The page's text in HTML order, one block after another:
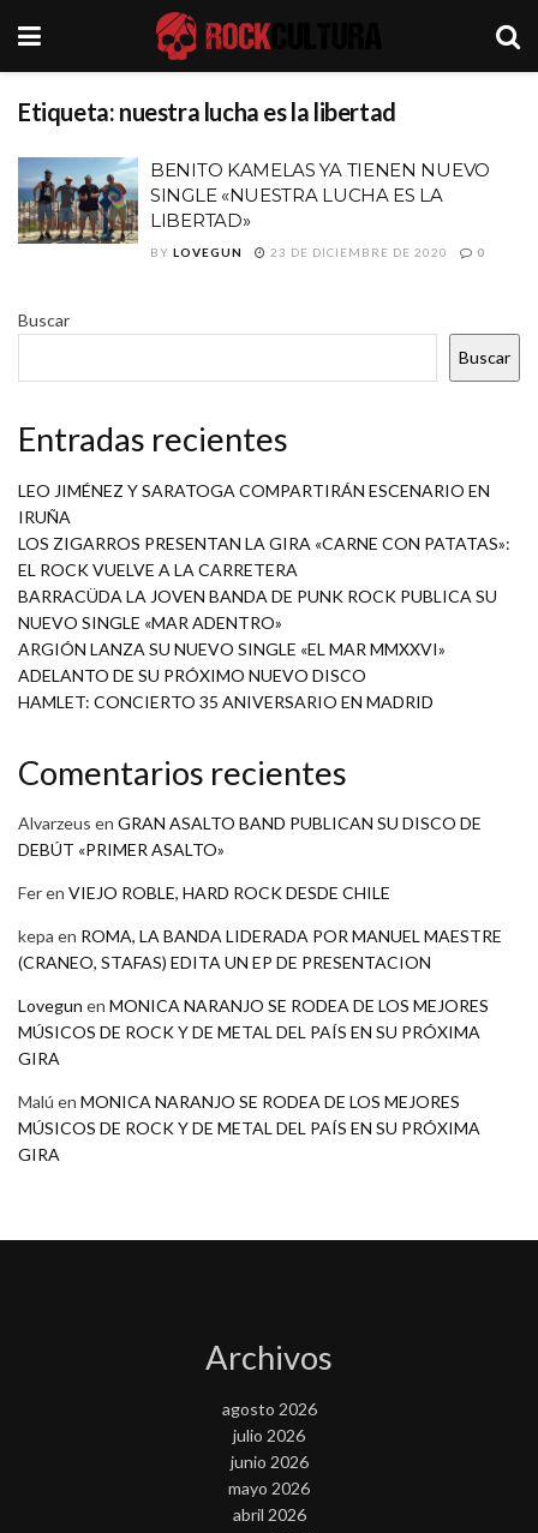
Etiqueta: nuestra lucha es la libertad
BENITO KAMELAS YA TIENEN NUEVO
SINGLE «NUESTRA LUCHA ES LA
LIBERTAD»
BY LOVEGUN 23 DE DICIEMBRE DE 2020 0
Buscar
Buscar
Entradas recientes
LEO JIMÉNEZ Y SARATOGA COMPARTIRÁN ESCENARIO EN
IRUÑA
LOS ZIGARROS PRESENTAN LA GIRA «CARNE CON PATATAS»:
EL ROCK VUELVE A LA CARRETERA
BARRACÜDA LA JOVEN BANDA DE PUNK ROCK PUBLICA SU
NUEVO SINGLE «MAR ADENTRO»
ARGIÓN LANZA SU NUEVO SINGLE «EL MAR MMXXVI»
ADELANTO DE SU PRÓXIMO NUEVO DISCO
HAMLET: CONCIERTO 35 ANIVERSARIO EN MADRID
Comentarios recientes
Alvarzeus en GRAN ASALTO BAND PUBLICAN SU DISCO DE
DEBÚT «PRIMER ASALTO»
Feren VIEJO ROBLE, HARD ROCK DESDE CHILE
kepa en ROMA, LA BANDA LIDERADA POR MANUEL MAESTRE
(CRANEO, STAFAS) EDITA UN EP DE PRESENTACION
Lovegun en MONICA NARANJO SE RODEA DE LOS MEJORES
MÚSICOS DE ROCK Y DE METAL DEL PAÍS EN SU PRÓXIMA
GIRA
Malú en MONICA NARANJO SE RODEA DE LOS MEJORES
MÚSICOS DE ROCK Y DE METAL DEL PAÍS EN SU PRÓXIMA
GIRA
Archivos
agosto 2026
julio 2026
junio 2026
mayo 2026
abril 2026